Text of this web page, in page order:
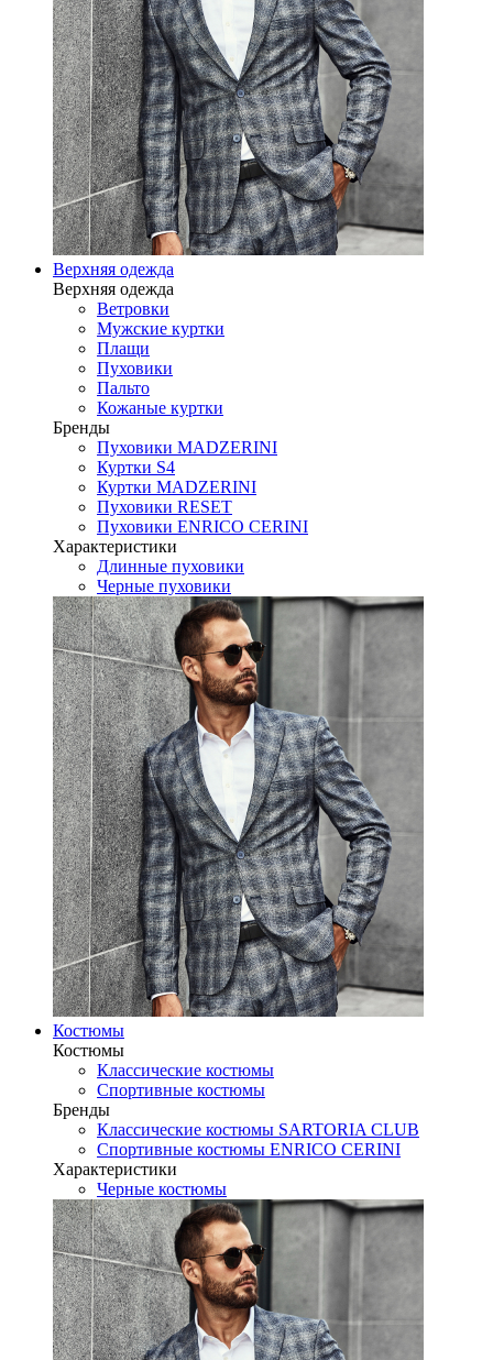
Верхняя одежда
Верхняя одежда
Ветровки
Мужские куртки
Плащи
Пуховики
Пальто
Кожаные куртки
Бренды
Пуховики MADZERINI
Куртки S4
Куртки MADZERINI
Пуховики RESET
Пуховики ENRICO CERINI
Характеристики
Длинные пуховики
Черные пуховики
Костюмы
Костюмы
Классические костюмы
Спортивные костюмы
Бренды
Классические костюмы SARTORIA CLUB
Спортивные костюмы ENRICO CERINI
Характеристики
Черные костюмы